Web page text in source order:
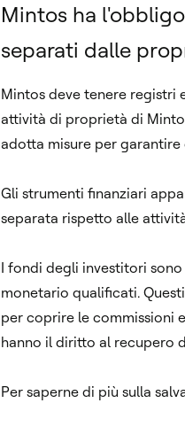
Mintos ha
separati dalle
Mintos deve tenere registri
attività di proprietà di
adotta misure per
Gli strumenti finanziari
separata rispetto alle
I fondi degli investitori
monetario qualificati.
per coprire le commissioni
hanno il diritto al recupero
Per saperne di più sulla